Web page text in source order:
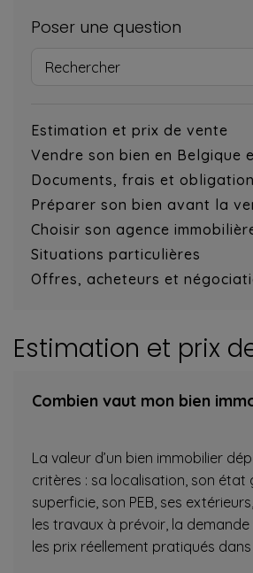
Poser une question
Estimation et prix de vente
Vendre son bien en Belgique
Documents, frais et
Préparer son bien avant la
Choisir son agence
Situations particulières
Offres, acheteurs et
Estimation et prix
Combien vaut mon bien
La valeur d’un bien immobilier
critères : sa localisation, son état
superficie, son PEB, ses
les travaux à prévoir, la
les prix réellement pratiqués